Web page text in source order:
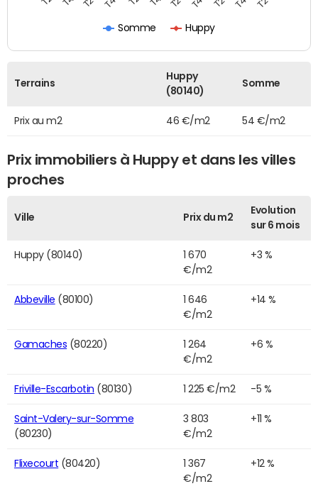
Somme Huppy
Terrains
Huppy
(80140)
Somme
Prix au m2 46 €/m2 54 €/m2
Prix immobiliers à Huppy et dans les villes
proches
Ville Prix du m2
Evolution
sur 6 mois
Huppy (80140)
1 670
€/m2
+3 %
Abbeville (80100)
1 646
€/m2
+14 %
Gamaches (80220)
1 264
€/m2
+6 %
Friville-Escarbotin (80130) 1 225 €/m2 -5 %
Saint-Valery-sur-Somme
(80230)
3 803
€/m2
+11 %
Flixecourt (80420)
1 367
€/m2
+12 %